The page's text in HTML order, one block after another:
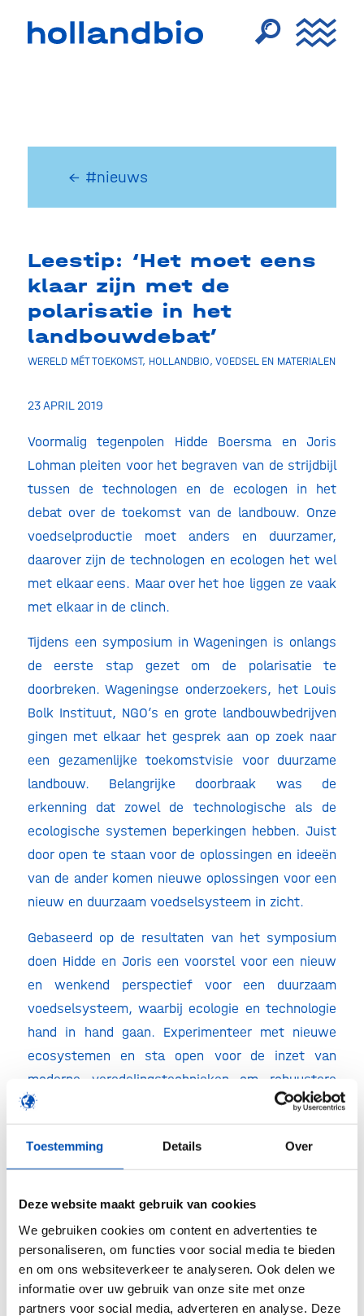
Toestemming Details Over
Deze website maakt gebruik van cookies
We gebruiken cookies om content en advertenties te
personaliseren, om functies voor social media te bieden
en om ons websiteverkeer te analyseren. Ook delen we
informatie over uw gebruik van onze site met onze
partners voor social media, adverteren en analyse. Deze
← #nieuws
Leestip: ‘Het moet eens
klaar zijn met de
polarisatie in het
landbouwdebat’
WERELD MÉT TOEKOMST, HOLLANDBIO, VOEDSEL EN MATERIALEN
23 APRIL 2019
Voormalig tegenpolen Hidde Boersma en Joris
Lohman pleiten voor het begraven van de strijdbijl
tussen de technologen en de ecologen in het
debat over de toekomst van de landbouw. Onze
voedselproductie moet anders en duurzamer,
daarover zijn de technologen en ecologen het wel
met elkaar eens. Maar over het hoe liggen ze vaak
met elkaar in de clinch.
Tijdens een symposium in Wageningen is onlangs
de eerste stap gezet om de polarisatie te
doorbreken. Wageningse onderzoekers, het Louis
Bolk Instituut, NGO’s en grote landbouwbedrijven
gingen met elkaar het gesprek aan op zoek naar
een gezamenlijke toekomstvisie voor duurzame
landbouw. Belangrijke doorbraak was de
erkenning dat zowel de technologische als de
ecologische systemen beperkingen hebben. Juist
door open te staan voor de oplossingen en ideeën
van de ander komen nieuwe oplossingen voor een
nieuw en duurzaam voedselsysteem in zicht.
Gebaseerd op de resultaten van het symposium
doen Hidde en Joris een voorstel voor een nieuw
en wenkend perspectief voor een duurzaam
voedselsysteem, waarbij ecologie en technologie
hand in hand gaan. Experimenteer met nieuwe
ecosystemen en sta open voor de inzet van
moderne veredelingstechnieken om robuustere
planten te maken die minder bestrijdingsmiddelen
nodig hebben. Alleen met de inzet van zowel
ecologische als technologische oplossingen komt
de omslag naar een duurzaam voedselsysteem
sneller in zicht.
Bij HollandBIO staat het realiseren van een
duurzame voedselproductie voorop. Slimme inzet
van moderne veredelingstechnieken is één van de
instrumenten om dat duurzame ideaal een stapje